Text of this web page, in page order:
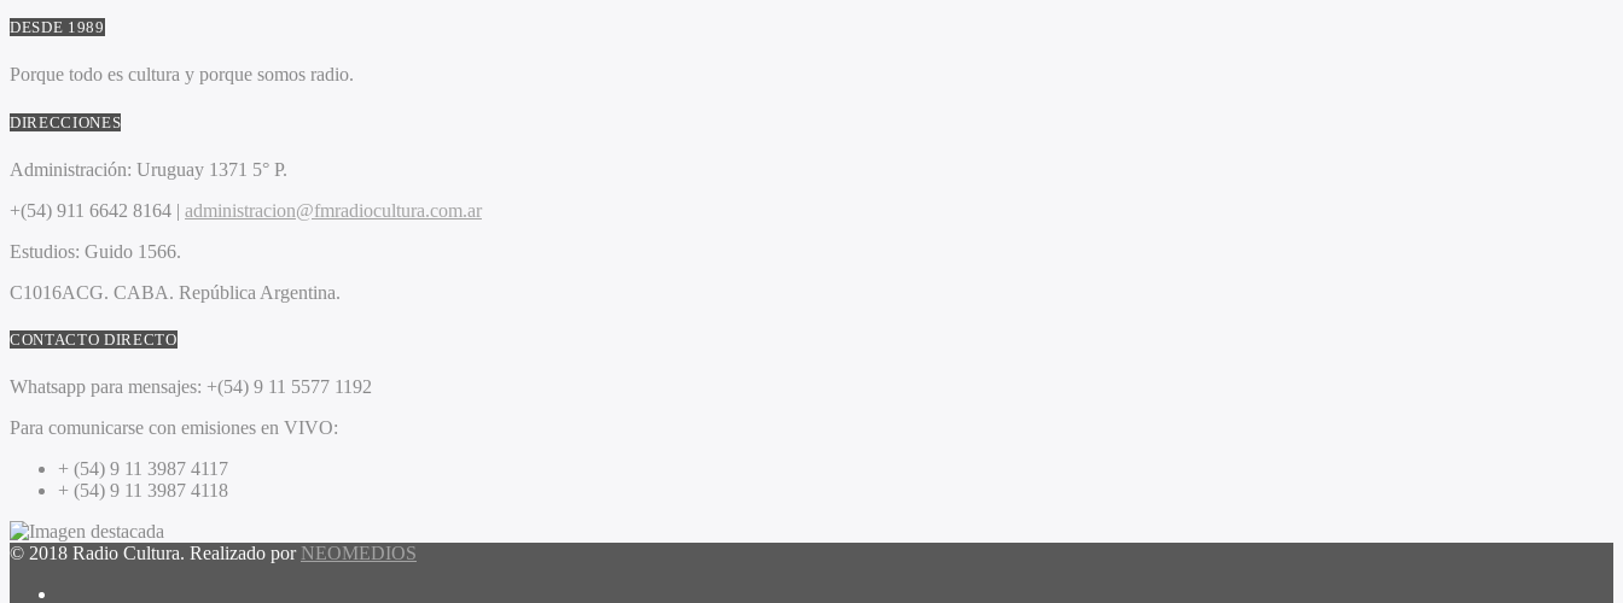
DESDE 1989
Porque todo es cultura y porque somos radio.
DIRECCIONES
Administración: Uruguay 1371 5° P.
+(54) 911 6642 8164 | administracion@fmradiocultura.com.ar
Estudios: Guido 1566.
C1016ACG. CABA. República Argentina.
CONTACTO DIRECTO
Whatsapp para mensajes: +(54) 9 11 5577 1192
Para comunicarse con emisiones en VIVO:
+ (54) 9 11 3987 4117
+ (54) 9 11 3987 4118
© 2018 Radio Cultura. Realizado por NEOMEDIOS